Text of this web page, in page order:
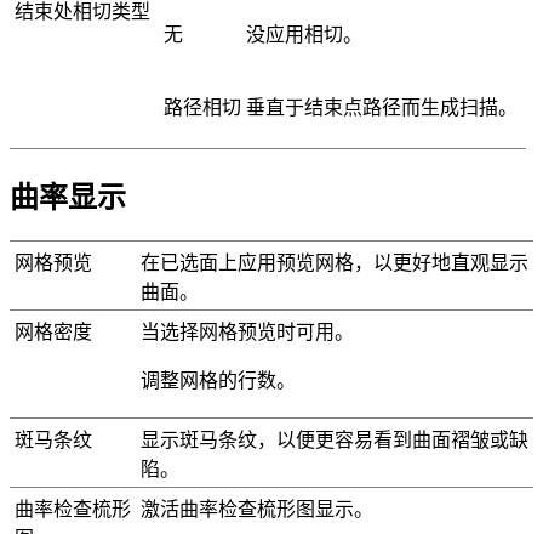
结束处相切类型
无
没应用相切。
路径相切 垂直于结束点路径而生成扫描。
曲率显示
网格预览
在已选面上应用预览网格，以更好地直观显示
曲面。
网格密度
当选择网格预览时可用。
调整网格的行数。
斑马条纹
显示斑马条纹，以便更容易看到曲面褶皱或缺
陷。
曲率检查梳形 激活曲率检查梳形图显示。